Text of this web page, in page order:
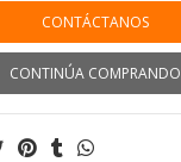
CONTÁCTANOS
CONTINÚA COMPRANDO